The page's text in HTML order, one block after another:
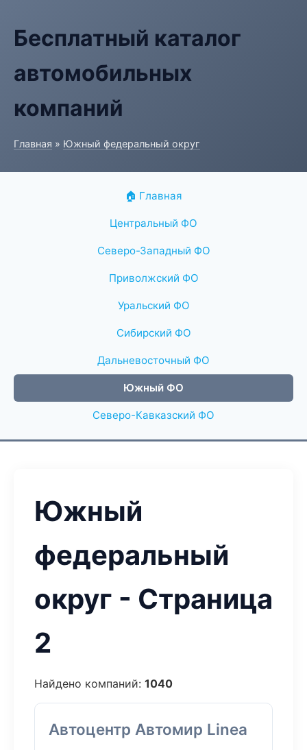
Бесплатный каталог
автомобильных
компаний
Главная » Южный федеральный округ
🏠 Главная
Центральный ФО
Северо-Западный ФО
Приволжский ФО
Уральский ФО
Сибирский ФО
Дальневосточный ФО
Южный ФО
Северо-Кавказский ФО
Южный
федеральный
округ - Страница
2
Найдено компаний: 1040
Автоцентр Автомир Linea